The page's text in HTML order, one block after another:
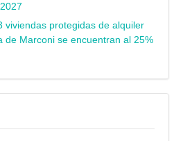
viviendas protegidas de alquiler
de Marconi se encuentran al 25%